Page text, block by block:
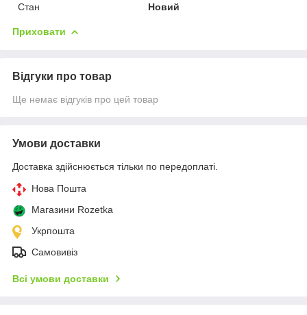
Стан
Новий
Приховати
Відгуки про товар
Ще немає відгуків про цей товар
Умови доставки
Доставка здійснюється тільки по передоплаті.
Нова Пошта
Магазини Rozetka
Укрпошта
Самовивіз
Всі умови доставки